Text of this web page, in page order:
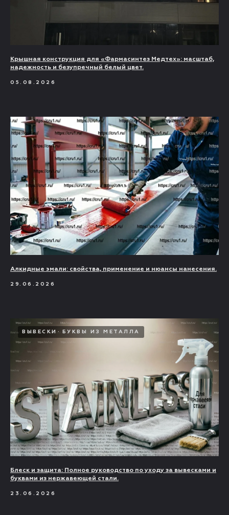
Крышная конструкция для «Фармасинтез Медтех»: масштаб,
надежность и безупречный белый цвет.
05.08.2026
Алкидные эмали: свойства, применение и нюансы нанесения.
29.06.2026
ВЫВЕСКИ БУКВЫ ИЗ МЕТАЛЛА
Блеск и защита: Полное руководство по уходу за вывесками и
буквами из нержавеющей стали.
23.06.2026